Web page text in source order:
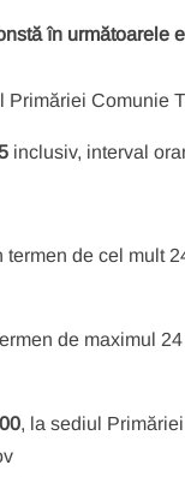
în următoarele
Primăriei Comunie
inclusiv, interval
de cel mult
de maximul
, la sediul